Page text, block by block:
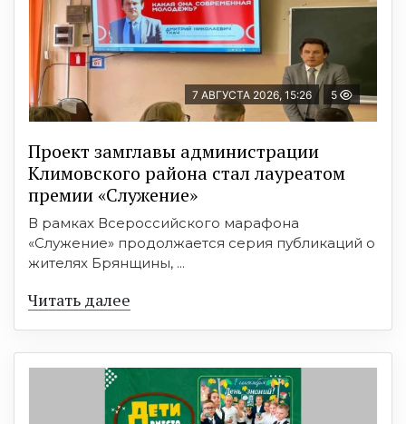
7 АВГУСТА 2026, 15:26 5
Проект замглавы администрации
Климовского района стал лауреатом
премии «Служение»
В рамках Всероссийского марафона
«Служение» продолжается серия публикаций о
жителях Брянщины, ...
Читать далее